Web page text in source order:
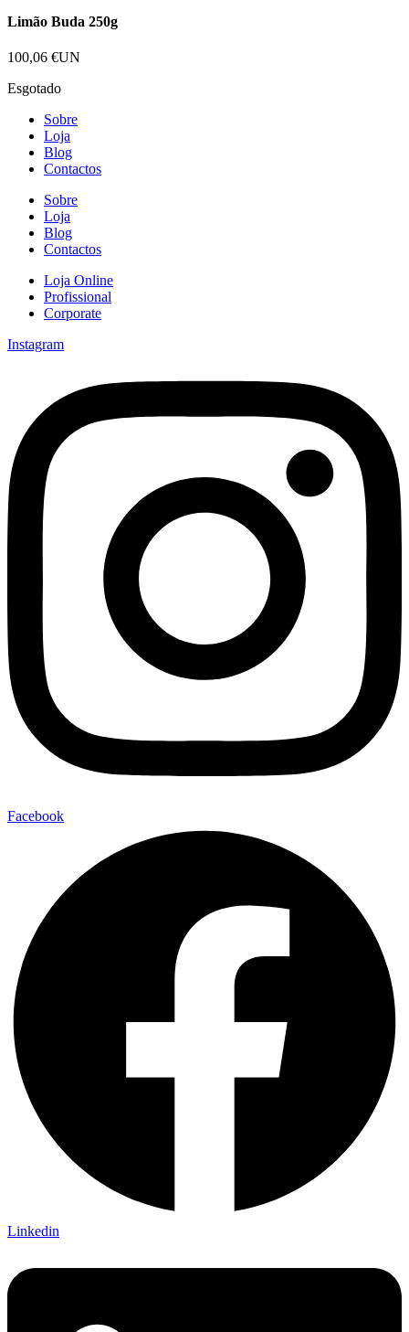
Limão Buda 250g
100,06 €UN
Esgotado
Sobre
Loja
Blog
Contactos
Sobre
Loja
Blog
Contactos
Loja Online
Profissional
Corporate
Instagram
Facebook
Linkedin